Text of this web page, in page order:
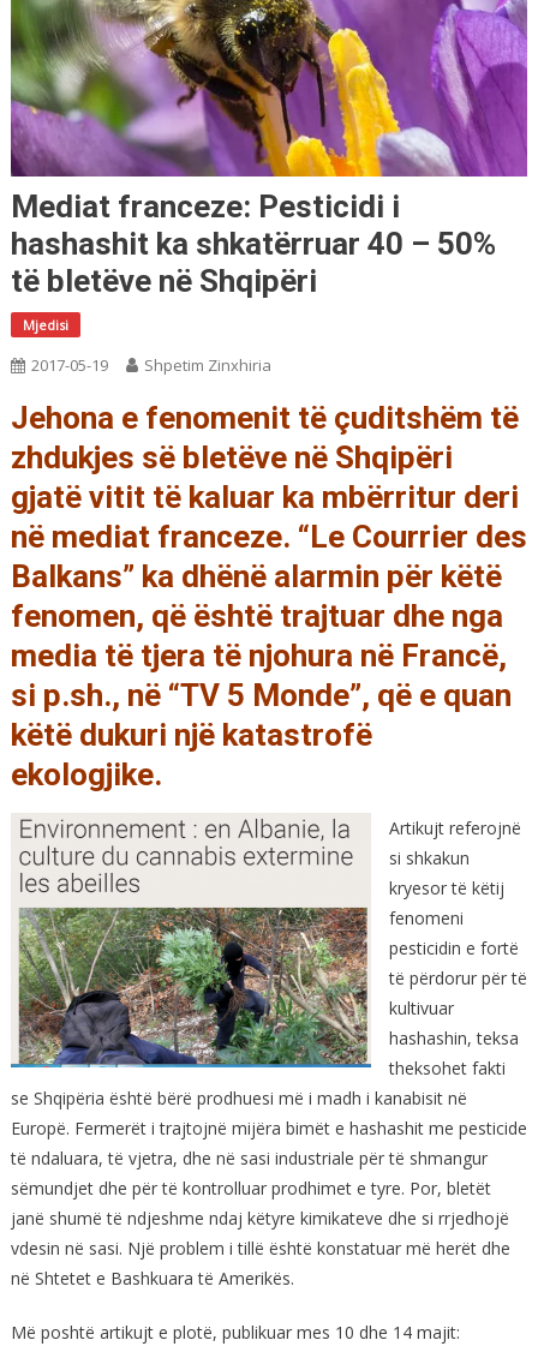
Mediat franceze: Pesticidi i
hashashit ka shkatërruar 40 – 50%
të bletëve në Shqipëri
Mjedisi
2017-05-19 Shpetim Zinxhiria
Jehona e fenomenit të çuditshëm të
zhdukjes së bletëve në Shqipëri
gjatë vitit të kaluar ka mbërritur deri
në mediat franceze. “Le Courrier des
Balkans” ka dhënë alarmin për këtë
fenomen, që është trajtuar dhe nga
media të tjera të njohura në Francë,
si p.sh., në “TV 5 Monde”, që e quan
këtë dukuri një katastrofë
ekologjike.
Artikujt referojnë
si shkakun
kryesor të këtij
fenomeni
pesticidin e fortë
të përdorur për të
kultivuar
hashashin, teksa
theksohet fakti
se Shqipëria është bërë prodhuesi më i madh i kanabisit në
Europë. Fermerët i trajtojnë mijëra bimët e hashashit me pesticide
të ndaluara, të vjetra, dhe në sasi industriale për të shmangur
sëmundjet dhe për të kontrolluar prodhimet e tyre. Por, bletët
janë shumë të ndjeshme ndaj këtyre kimikateve dhe si rrjedhojë
vdesin në sasi. Një problem i tillë është konstatuar më herët dhe
në Shtetet e Bashkuara të Amerikës.
Më poshtë artikujt e plotë, publikuar mes 10 dhe 14 majit: